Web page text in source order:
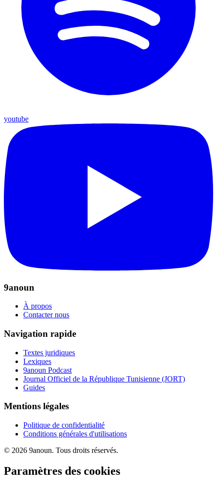
youtube
9anoun
À propos
Contacter nous
Navigation rapide
Textes juridiques
Lexiques
9anoun Podcast
Journal Officiel de la République Tunisienne (JORT)
Guides
Mentions légales
Politique de confidentialité
Conditions générales d'utilisations
© 2026 9anoun. Tous droits réservés.
Paramètres des cookies